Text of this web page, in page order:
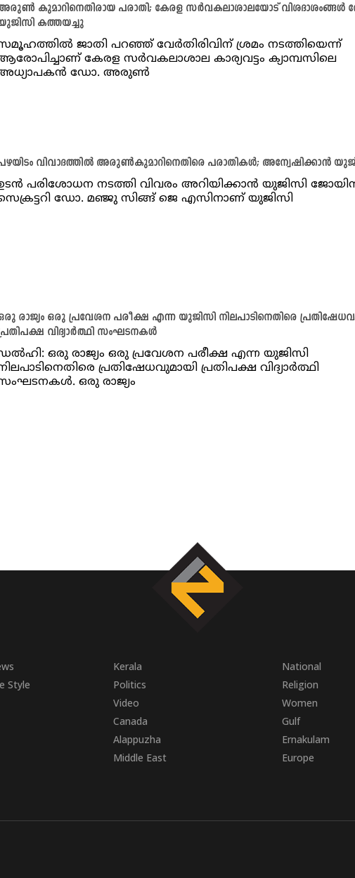
കുമാറിനെതിരായ പരാതി; കേരള സർവകലാശാലയോട് വിശദാശംങ്ങൾ
കത്തയച്ചു
ജാതി പറഞ്ഞ് വേർതിരിവിന് ശ്രമം നടത്തിയെന്ന്
കേരള സർവകലാശാല കാര്യവട്ടം ക്യാമ്പസിലെ
ഡോ. അരുൺ
വിവാദത്തിൽ അരുൺകുമാറിനെതിരെ പരാതികൾ; അന്വേഷിക്കാൻ
പരിശോധന നടത്തി വിവരം അറിയിക്കാൻ യുജിസി
ഡോ. മഞ്ജു സിങ്ങ് ജെ എസിനാണ് യുജിസി
രാജ്യം ഒരു പ്രവേശന പരീക്ഷ എന്ന യുജിസി നിലപാടിനെതിരെ
വിദ്യാര്‍ത്ഥി സംഘടനകള്‍
ഒരു രാജ്യം ഒരു പ്രവേശന പരീക്ഷ എന്ന യുജിസി
പ്രതിഷേധവുമായി പ്രതിപക്ഷ വിദ്യാര്‍ത്ഥി
ഒരു രാജ്യം
Kerala National
Style Politics Religion
Video Women
Canada Gulf
Alappuzha Ernakulam
Middle East Europe